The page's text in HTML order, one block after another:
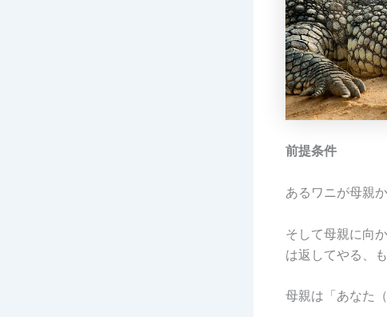
前提条件
あるワニが母親
そして母親に向
は返してやる、
母親は「あなた